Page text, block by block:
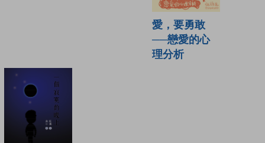
愛，要勇敢
──戀愛的心
理分析